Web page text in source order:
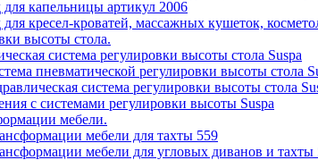
капельницы артикул 2006
кресел-кроватей, массажных кушеток,
высоты стола.
система регулировки высоты стола Suspa
пневматической регулировки высоты стола
система регулировки высоты стола
с системами регулировки высоты Suspa
мебели.
мебели для тахты 559
мебели для угловых диванов и тахты